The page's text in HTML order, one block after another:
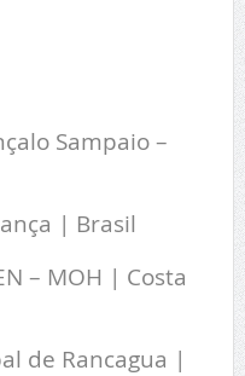
Sampaio –
| Brasil
– MOH | Costa
de Rancagua |